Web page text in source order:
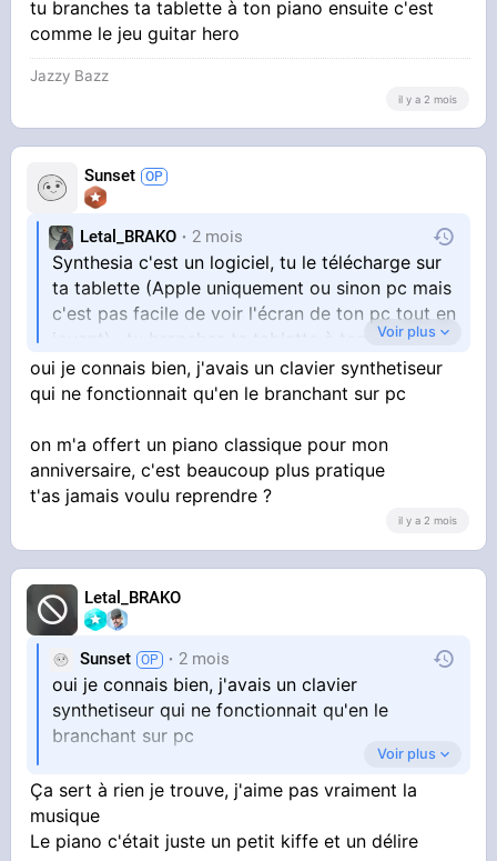
tu branches ta tablette à ton piano ensuite c'est
comme le jeu guitar hero
Jazzy Bazz
il y a 2 mois
Sunset
Letal_BRAKO 2 mois
Synthesia c'est un logiciel, tu le télécharge sur
ta tablette (Apple uniquement ou sinon pc mais
c'est pas facile de voir l'écran de ton pc tout en
jouant) , tu branches ta tablette à ton piano
ensuite c'est comme le jeu guitar hero
Voir plus
oui je connais bien, j'avais un clavier synthetiseur
qui ne fonctionnait qu'en le branchant sur pc
on m'a offert un piano classique pour mon
anniversaire, c'est beaucoup plus pratique
t'as jamais voulu reprendre ?
il y a 2 mois
Letal_BRAKO
Sunset 2 mois
oui je connais bien, j'avais un clavier
synthetiseur qui ne fonctionnait qu'en le
branchant sur pc
on m'a offert un piano classique pour mon
anniversaire, c'est beaucoup plus pratique
t'as jamais voulu reprendre ?
Voir plus
Ça sert à rien je trouve, j'aime pas vraiment la
musique
Le piano c'était juste un petit kiffe et un délire